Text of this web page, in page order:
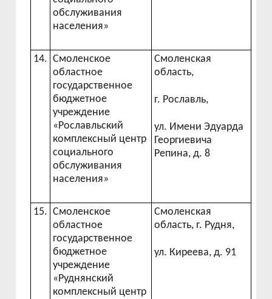
обслуживания
населения»
14. Смоленское
областное
государственное
бюджетное
учреждение
«Рославльский
комплексный центр
социального
обслуживания
населения»
Смоленская
область,
г. Рославль,
ул. Имени Эдуарда
Георгиевича
Репина, д. 8
15. Смоленское
областное
государственное
бюджетное
учреждение
«Руднянский
комплексный центр
Смоленская
область, г. Рудня,
ул. Киреева, д. 91